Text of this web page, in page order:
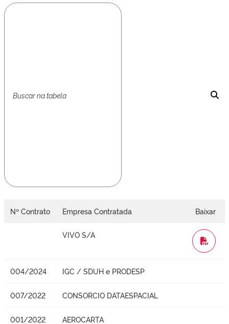
Nº Contrato Empresa Contratada Baixar
VIVO S/A
WORD
004/2024 IGC / SDUH e PRODESP
007/2022 CONSORCIO DATAESPACIAL
001/2022 AEROCARTA